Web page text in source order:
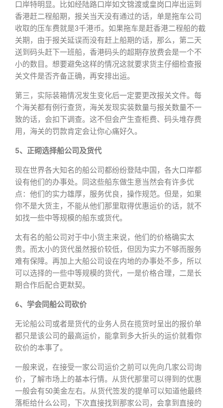
口岸特明显。比如经陆路口岸如文锦渡或皇岗口岸出运到
香港赶二程船期，报关当天没有通过的话，单是拖车公司
收取的压车费就是3千港币。如果拖车是赶香港二程船的截
关期，由于报关延误而没有赶上船期的话，那么，第二天
送到码头赶下一班船，香港码头的超期存放费会是一个不
小的数目。想要避免这样的情况这就要求货主仔细检查报
关文件是否齐备正确，再安排出运。
第三，实际装箱情况发生变化后一定要更改报关文件。每
个海关都有例行查货，海关发现实装数量与报关数量不一
致的话，会扣下调查。这不但会产生查柜费、码头堆存费
用，海关的罚款肯定会让你心痛好久。
5、正砌选择船公司及货代
现在世界各大知名的船公司都纷纷登陆中国，各大口岸都
设有他们的办事处。同这些船东做生意当然会有许多优
点：他们的实力雄厚，服务优良，操作规范。但是，如果
你不是大货主，不能从他们那里取得优惠运价的话，就不
如找一些中等规模的船东或货代。
太有名的船公司对于中小货主来说，他们的价格确实太
贵。而太小的货代虽然报价较低，但因为实力不够而服务
难有保障。再加上大船公司设在内地的办事处不多，所以
可以选择的一些中等规模的货代，一是价格合理，二是长
期合作后配合更默契。
6、学会同船公司砍价
无论船公司或者是货代的业务人员在揽货时呈出的报价单
都只是该公司的最高运价，能拿到多大折头的运价就看你
砍价的本事了。
一般来说，在接受一家公司运价之前可以先向几家公司询
价，了解市场上的基本行情。从货代那里可以得到的优惠
一般会有50美金左右。从货代签发的提单可以知道他最终
落柜给什么公司，下次直接找到那家公司，会拿到直接的